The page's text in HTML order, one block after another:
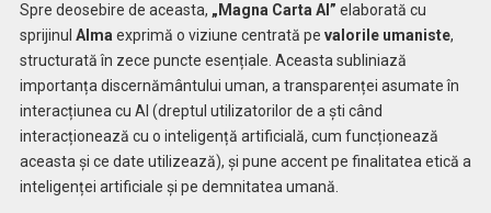
Spre deosebire de aceasta, „Magna Carta AI” elaborată cu
sprijinul Alma exprimă o viziune centrată pe valorile umaniste,
structurată în zece puncte esențiale. Aceasta subliniază
importanța discernământului uman, a transparenței asumate în
interacțiunea cu AI (dreptul utilizatorilor de a ști când
interacționează cu o inteligență artificială, cum funcționează
aceasta și ce date utilizează), și pune accent pe finalitatea etică a
inteligenței artificiale și pe demnitatea umană.